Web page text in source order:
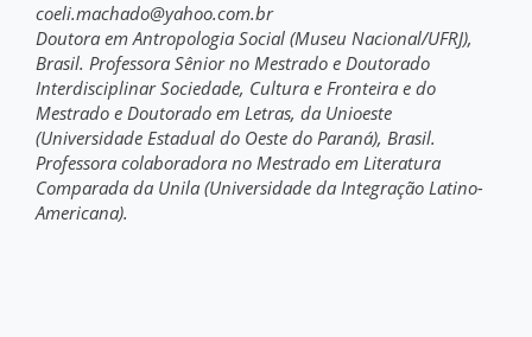
coeli.machado@yahoo.com.br
Doutora em Antropologia Social (Museu Nacional/UFRJ),
Brasil. Professora Sênior no Mestrado e Doutorado
Interdisciplinar Sociedade, Cultura e Fronteira e do
Mestrado e Doutorado em Letras, da Unioeste
(Universidade Estadual do Oeste do Paraná), Brasil.
Professora colaboradora no Mestrado em Literatura
Comparada da Unila (Universidade da Integração Latino-
Americana).